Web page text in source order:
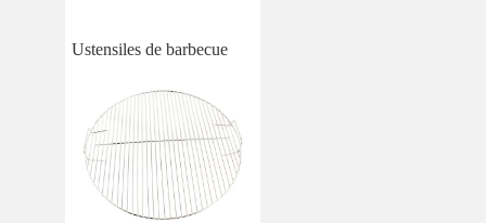
Ustensiles de barbecue